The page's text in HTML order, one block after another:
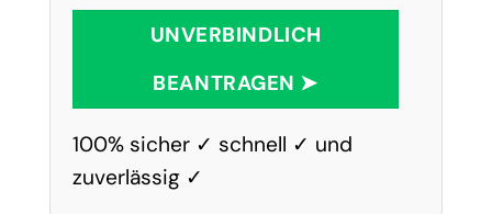
UNVERBINDLICH
BEANTRAGEN ➤
100% sicher ✓ schnell ✓ und
zuverlässig ✓